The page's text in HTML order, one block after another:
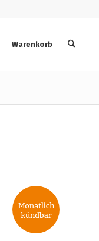
Warenkorb